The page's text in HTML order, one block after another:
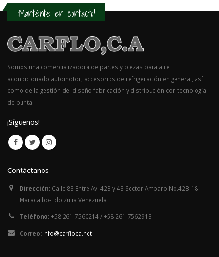
¡Manténte en contacto!
Somos una comercializadora de partes y piezas para aire
acondicionado automotor, accesorios de refrigeración en general, así
como de la gestión del diseño fabricación y distribución con tecnología
de punta.
¡Síguenos!
Contáctanos
Dirección: Calle 83 Entre Av. 42B y 43 Sector Amparo No.42B-18
Maracaibo-Edo Zulia Venezuela
Teléfono:+58 261-7560214 / +58 261-7562913
Correo: info@carfloca.net